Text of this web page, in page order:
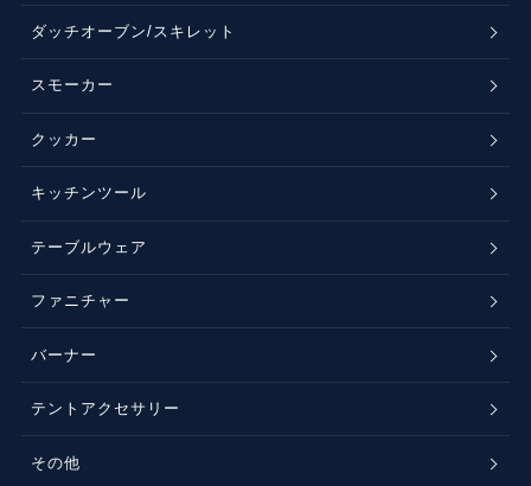
ダッチオーブン/スキレット
スモーカー
クッカー
キッチンツール
テーブルウェア
ファニチャー
バーナー
テントアクセサリー
その他